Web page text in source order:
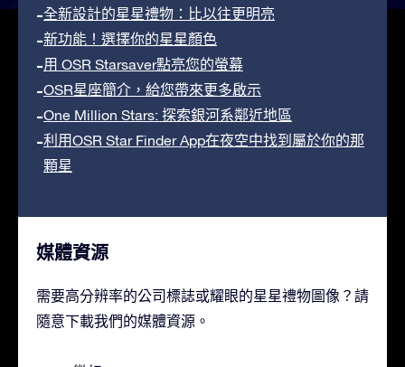
全新設計的星星禮物：比以往更明亮
新功能！選擇你的星星顏色
用 OSR Starsaver點亮您的螢幕
OSR星座簡介，給您帶來更多啟示
One Million Stars: 探索銀河系鄰近地區
利用OSR Star Finder App在夜空中找到屬於你的那
顆星
媒體資源
需要高分辨率的公司標誌或耀眼的星星禮物圖像？請
隨意下載我們的媒體資源。